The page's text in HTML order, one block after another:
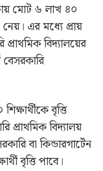
মোট ৬ লাখ ৪০
নেয়। এর মধ্যে প্রায়
প্রাথমিক বিদ্যালয়ের
বেসরকারি
বৃত্তি
প্রাথমিক বিদ্যালয়
বা কিন্ডারগার্টেন
বৃত্তি পাবে।